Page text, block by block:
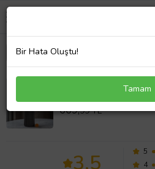
Siyah Vazoda Pembe
Değerlendirmeleri
669,99 TL
3,5 5
4
Bir Hata Oluştu!
Tamam